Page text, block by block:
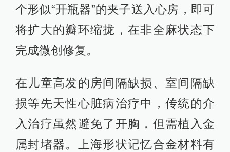
个形似“开瓶器”的夹子送入心房，即可
将扩大的瓣环缩拢，在非全麻状态下
完成微创修复。
在儿童高发的房间隔缺损、室间隔缺
损等先天性心脏病治疗中，传统的介
入治疗虽然避免了开胸，但需植入金
属封堵器。上海形状记忆合金材料有